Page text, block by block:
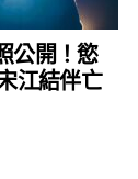
公開！慾
江結伴亡